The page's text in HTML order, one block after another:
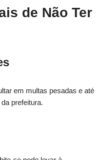
de Não Ter
em multas pesadas e até
prefeitura.